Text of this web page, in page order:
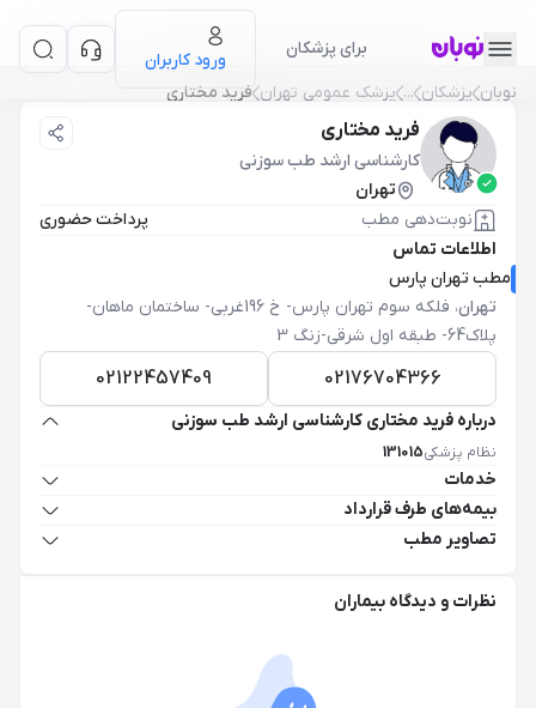
برای پزشکان
ورود کاربران
نوبان پزشکان ... پزشک عمومی تهران فرید مختاری
فرید مختاری
کارشناسی ارشد طب سوزنی
تهران
نوبت‌دهی مطب
پرداخت حضوری
اطلاعات تماس
مطب تهران پارس
تهران،
فلکه سوم تهران پارس- خ 196غربی- ساختمان ماهان-
پلاک64- طبقه اول شرقی-زنگ 3
02176704366
02122457409
درباره فرید مختاری کارشناسی ارشد طب سوزنی
نظام پزشکی131015
خدمات
بیمه‌های طرف قرارداد
تصاویر مطب
نظرات و دیدگاه بیماران